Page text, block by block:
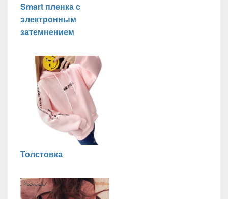
Smart пленка с
электронным
затемнением
Толстовка